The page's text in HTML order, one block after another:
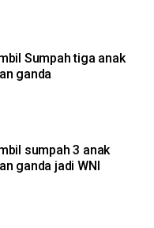
Sumpah tiga anak
ganda
sumpah 3 anak
ganda jadi WNI